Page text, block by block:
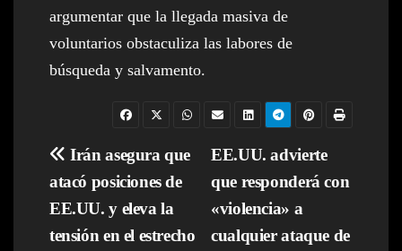
argumentar que la llegada masiva de
voluntarios obstaculiza las labores de
búsqueda y salvamento.
Navegación
de
entradas
EE.UU. advierte
que responderá con
«violencia» a
cualquier ataque de
Irán asegura que
atacó posiciones de
EE.UU. y eleva la
tensión en el estrecho